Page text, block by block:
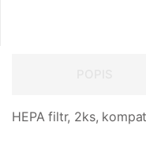
HEPA filtr, 2ks,